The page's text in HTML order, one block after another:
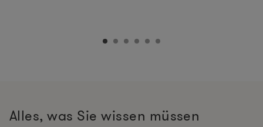
Alles, was Sie wissen müssen